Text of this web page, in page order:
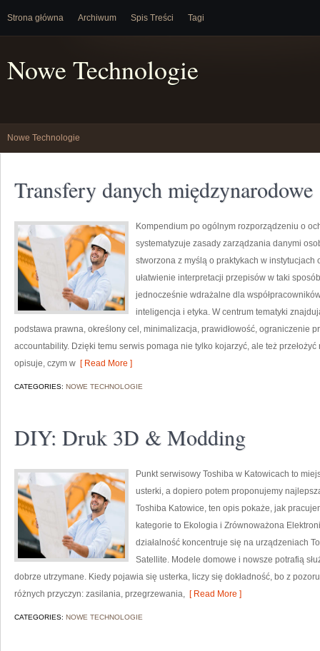
Strona główna Archiwum Spis Treści Tagi
Nowe Technologie
Nowe Technologie
Transfery danych międzynarodowe
Kompendium po ogólnym rozporządzeniu o
systematyzuje zasady zarządzania danymi
stworzona z myślą o praktykach w
ułatwienie interpretacji przepisów w taki
jednocześnie wdrażalne dla
inteligencja i etyka. W centrum tematyki
podstawa prawna, określony cel, minimalizacja, prawidłowość, ograniczenie
accountability. Dzięki temu serwis pomaga nie tylko kojarzyć, ale też
opisuje, czym w [ Read More ]
CATEGORIES: NOWE TECHNOLOGIE
DIY: Druk 3D & Modding
Punkt serwisowy Toshiba w Katowicach to
usterki, a dopiero potem proponujemy
Toshiba Katowice, ten opis pokaże, jak
kategorie to Ekologia i Zrównoważona
działalność koncentruje się na urządzeniach
Satellite. Modele domowe i nowsze potrafią
dobrze utrzymane. Kiedy pojawia się usterka, liczy się dokładność, bo z
różnych przyczyn: zasilania, przegrzewania, [ Read More ]
CATEGORIES: NOWE TECHNOLOGIE